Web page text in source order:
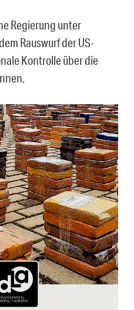
Regierung unter
Rauswurf der US-
Kontrolle über die